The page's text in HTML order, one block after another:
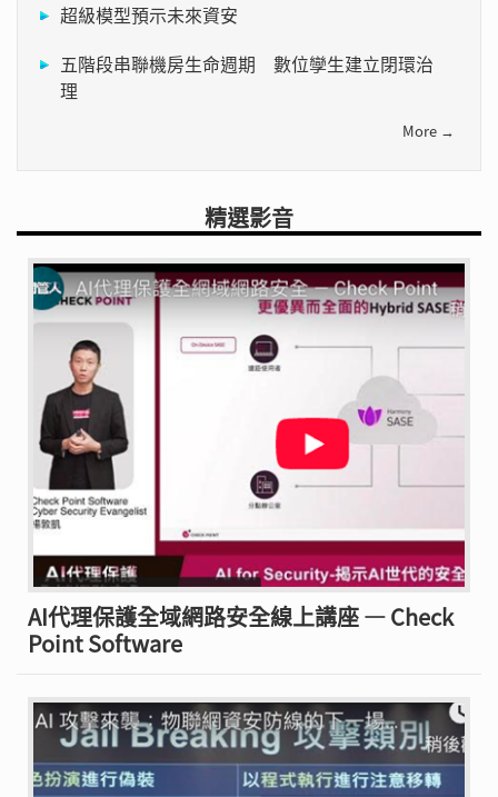
超級模型預示未來資安
五階段串聯機房生命週期 數位孿生建立閉環治
理
More →
精選影音
AI代理保護全域網路安全線上講座 — Check
Point Software